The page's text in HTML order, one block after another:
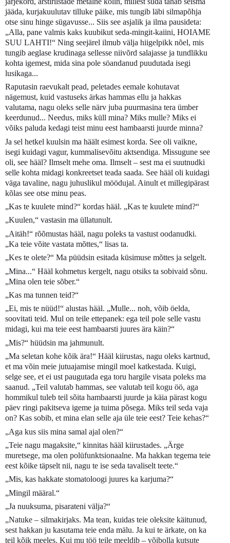
jääda, kurjakuulutav tilluke päike, mis tungib läbi silmapõhja
otse sinu hinge sügavusse... Siis see asjalik ja ilma pausideta:
„Alla, pane valmis kaks kuubikut seda-mingit-kaiini, HOIAME
SUU LAHTI!“ Ning seejärel ilmub välja hiigelpikk nõel, mis
tungib aeglase krudinaga sellesse niivõrd salajasse ja tundlikku
kohta igemest, mida sina pole söandanud puudutada isegi
lusikaga...
Raputasin raevukalt pead, peletades eemale kohutavat
nägemust, kuid vastuseks ärkas hammas ellu ja hakkas
valutama, nagu oleks selle närv juba puurmasina tera ümber
keerdunud... Needus, miks küll mina? Miks mulle? Miks ei
võiks paluda kedagi teist minu eest hambaarsti juurde minna?
Ja sel hetkel kuulsin ma häält esimest korda. See oli vaikne,
isegi kuidagi vagur, kummalisevõitu aktsendiga. Missugune see
oli, see hääl? Ilmselt mehe oma. Ilmselt – sest ma ei suutnudki
selle kohta midagi konkreetset teada saada. See hääl oli kuidagi
väga tavaline, nagu juhuslikul möödujal. Ainult et millegipärast
kõlas see otse minu peas.
„Kas te kuulete mind?“ kordas hääl. „Kas te kuulete mind?“
„Kuulen,“ vastasin ma üllatunult.
„Aitäh!“ rõõmustas hääl, nagu poleks ta vastust oodanudki.
„Ka teie võite vastata mõttes,“ lisas ta.
„Kes te olete?“ Ma püüdsin esitada küsimuse mõttes ja selgelt.
„Mina...“ Hääl kohmetus kergelt, nagu otsiks ta sobivaid sõnu.
„Mina olen teie sõber.“
„Kas ma tunnen teid?“
„Ei, mis te nüüd!“ alustas hääl. „Mulle... noh, võib öelda,
soovitati teid. Mul on teile ettepanek: ega teil pole selle vastu
midagi, kui ma teie eest hambaarsti juures ära käin?“
„Mis?“ hüüdsin ma jahmunult.
„Ma seletan kohe kõik ära!“ Hääl kiirustas, nagu oleks kartnud,
et ma võin meie jutuajamise mingil moel katkestada. Kuigi,
selge see, et ei ust paugutada ega toru hargile visata poleks ma
saanud. „Teil valutab hammas, see valutab teil kogu öö, aga
hommikul tuleb teil sõita hambaarsti juurde ja käia pärast kogu
päev ringi pakitseva igeme ja tuima põsega. Miks teil seda vaja
on? Kas sobib, et mina elan selle aja üle teie eest? Teie kehas?“
„Aga kus siis mina samal ajal olen?“
„Teie nagu magaksite,“ kinnitas hääl kiirustades. „Ärge
muretsege, ma olen polüfunktsionaalne. Ma hakkan tegema teie
eest kõike täpselt nii, nagu te ise seda tavaliselt teete.“
„Mis, kas hakkate stomatoloogi juures ka karjuma?“
„Mingil määral.“
„Ja nuuksuma, pisarateni välja?“
„Natuke – silmakirjaks. Ma tean, kuidas teie oleksite käitunud,
sest hakkan ju kasutama teie enda mälu. Ja kui te ärkate, on ka
teil kõik meeles. Kui mu töö teile meeldib – võibolla kutsute